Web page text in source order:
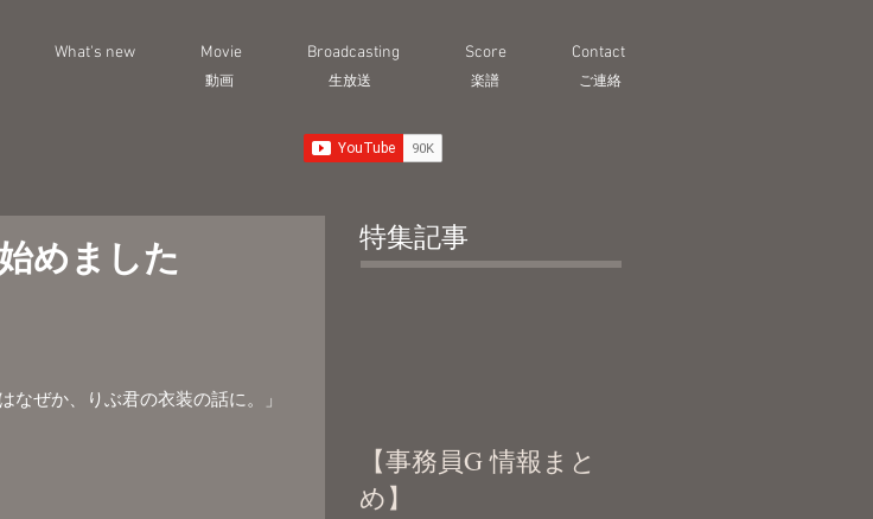
What's new Movie Broadcasting Score Contact
動画 生放送 ​楽譜 ご連絡
めました
なぜか、りぶ君の衣装の話に。」
特集記事
【事務員G 情報まと
め】